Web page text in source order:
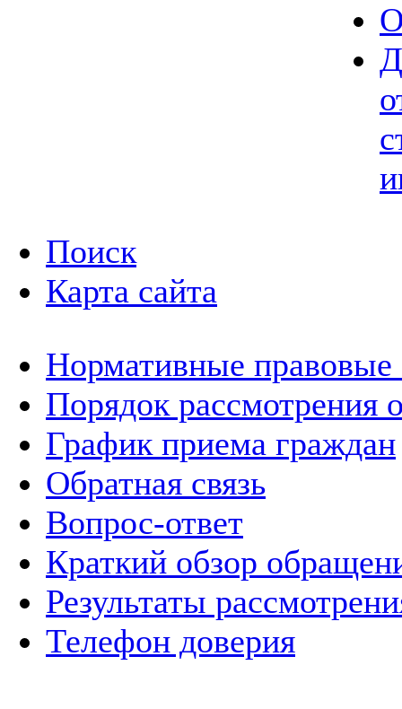
Поиск
Карта сайта
Нормативные правовые
Порядок рассмотрения
График приема граждан
Обратная связь
Вопрос-ответ
Краткий обзор
Результаты
Телефон доверия